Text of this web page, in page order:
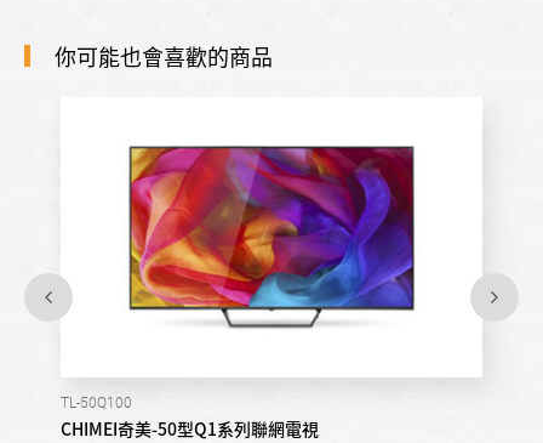
你可能也會喜歡的商品
TL-50Q100
CHIMEI奇美-50型Q1系列聯網電視